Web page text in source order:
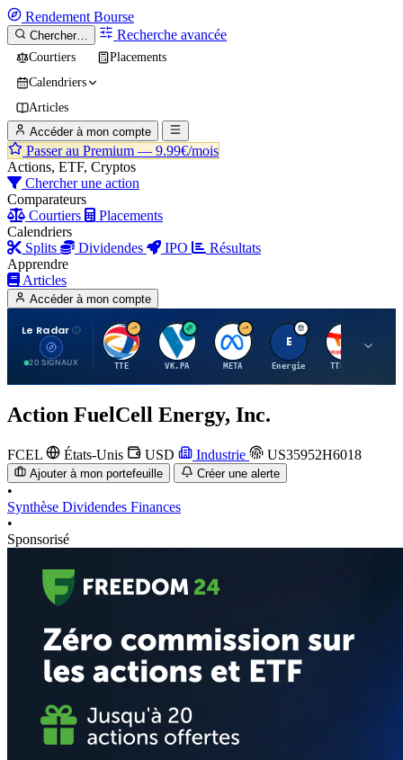
Rendement Bourse
Chercher… Recherche avancée
Courtiers
Placements
Calendriers
Articles
Accéder à mon compte
Passer au Premium — 9.99€/mois
Actions, ETF, Cryptos
Chercher une action
Comparateurs
Courtiers
Placements
Calendriers
Splits
Dividendes IPO
Résultats
Apprendre
Articles
Accéder à mon compte
Le Radar
20 SIGNAUX
T
TTE
V
VK.PA
M
META
E
Energie
T
TTE.PA
Action FuelCell Energy, Inc.
FCEL États-Unis USD Industrie US35952H6018
Ajouter à mon portefeuille Créer une alerte
•
Synthèse Dividendes Finances
•
Sponsorisé